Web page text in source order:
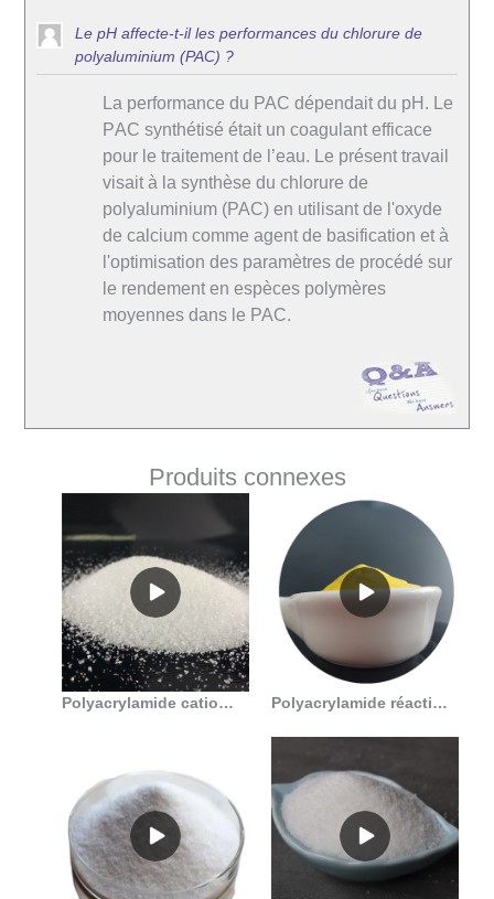
Le pH affecte-t-il les performances du chlorure de
polyaluminium (PAC) ?
La performance du PAC dépendait du pH. Le
PΑC synthétisé était un coagulant efficace
pour le traitement de l’eau. Le présent travail
visait à la synthèse du chlorure de
polyaluminium (PAC) en utilisant de l'oxyde
de calcium comme agent de basification et à
l'optimisation des paramètres de procédé sur
le rendement en espèces polymères
moyennes dans le PAC.
Produits connexes
Polyacrylamide cationique haute performance pour le traitement des eaux usées. en Algérie Polyacrylamide réactif chinois pour le traitement des eaux usées en Algérie